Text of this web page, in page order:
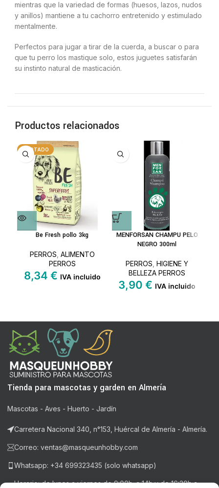
mientras que la variedad de formas (huesos, lazos, nudos
y anillos) mantiene a tu cachorro entretenido y estimulado
mentalmente.
Perfectos para jugar a tirar de la cuerda, a buscar o para
que tu perro los mastique solo, estos juguetes satisfarán
su instinto natural de masticación.
Productos relacionados
AGOTADO
Be Fresh pollo 3kg
PERROS ALIMENTO
PERROS
8,34 € IVA incluido
MENFORSAN CHAMPU PELO
NEGRO 300ml
PERROS HIGIENE Y
BELLEZA PERROS
3,90 € IVA incluido
Tienda para mascotas y garden en Almería
Mascotas - Aves - Huerto - Jardín
Carretera Nacional 340, n°153, Huércal de Almería - Almería.
Correo: ventas@masqueunhobby.com
Whatsapp: +34 699323435 (solo whatsapp)
Horario: de lunes a viernes de 9:00h. a 14h y de 16:30h a